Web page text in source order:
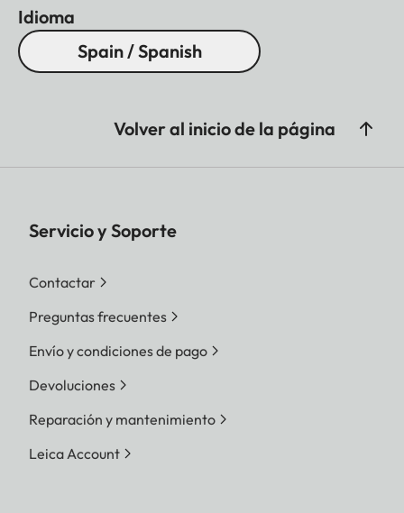
Idioma
Spain / Spanish
Volver al inicio de la página
Servicio y Soporte
Contactar
Preguntas frecuentes
Envío y condiciones de pago
Devoluciones
Reparación y mantenimiento
Leica Account